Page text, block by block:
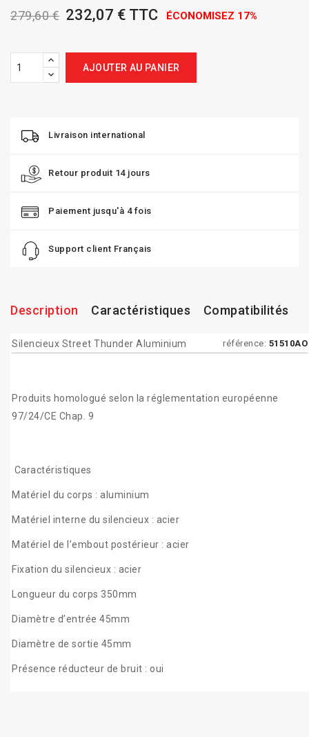
279,60 € 232,07 € TTC ÉCONOMISEZ 17%
AJOUTER AU PANIER
Livraison international
Retour produit 14 jours
Paiement jusqu'à 4 fois
Support client Français
Description Caractéristiques Compatibilités
référence: 51510AO
Silencieux Street Thunder Aluminium
Produits homologué selon la réglementation européenne
97/24/CE Chap. 9
Caractéristiques
Matériel du corps : aluminium
Matériel interne du silencieux : acier
Matériel de l’embout postérieur : acier
Fixation du silencieux : acier
Longueur du corps 350mm
Diamètre d’entrée 45mm
Diamètre de sortie 45mm
Présence réducteur de bruit : oui